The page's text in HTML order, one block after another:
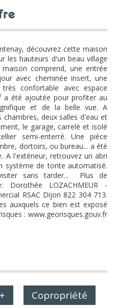
découvrez cette maison
les hauteurs d'un beau village
comprend, une entrée
avec cheminée insert, une
confortable avec espace
a été ajoutée pour profiter au
et de la belle vue. A
deux salles d'eau et
le garage, carrelé et isolé
semi-enterré. Une pièce
dortoirs, ou bureau... a été
A l'extérieur, retrouvez un abri
système de tonte automatisé.
sans tarder... Plus de
Dorothée LOZACHMEUR -
RSAC Dijon 822 304 713.
auxquels ce bien est exposé
: www.georisques.gouv.fr
Copropriété